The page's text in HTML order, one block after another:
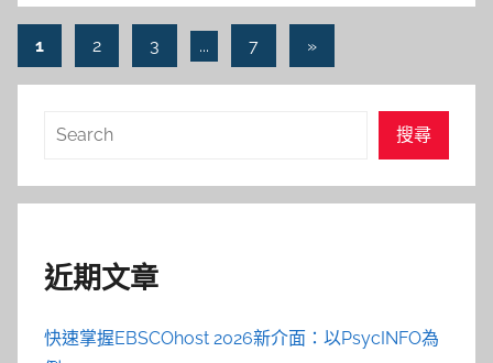
文
章
1 2 3 ... 7
Next
»
搜
搜尋
近期文章
快速掌握EBSCOhost 2026新介面：以PsycINFO為